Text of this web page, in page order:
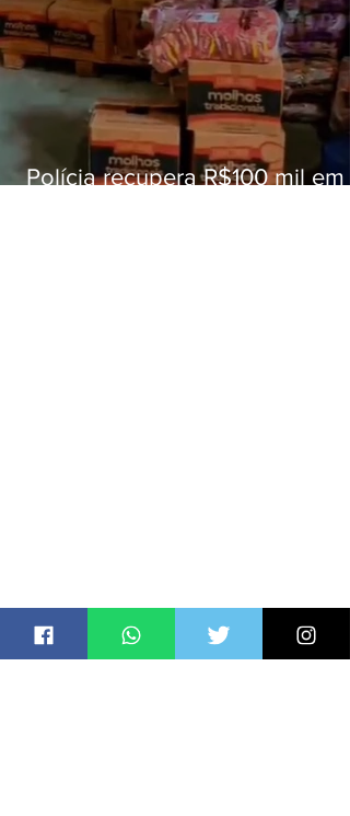
Polícia recupera R$100 mil em